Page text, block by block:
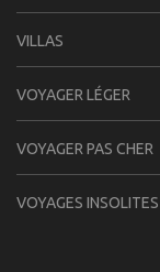
VILLAS
VOYAGER LÉGER
VOYAGER PAS CHER
VOYAGES INSOLITES